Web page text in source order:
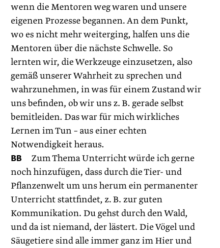
wenn die Mentoren weg waren und unsere
eigenen Prozesse begannen. An dem Punkt,
wo es nicht mehr weiterging, halfen uns die
Mentoren über die nächste Schwelle. So
lernten wir, die Werkzeuge einzusetzen, also
gemäß unserer Wahrheit zu sprechen und
wahrzunehmen, in was für einem Zustand wir
uns befinden, ob wir uns z. B. gerade selbst
bemitleiden. Das war für mich wirkliches
Lernen im Tun – aus einer echten
Notwendigkeit heraus.
BB Zum Thema Unterricht würde ich gerne
noch hinzufügen, dass durch die Tier- und
Pflanzenwelt um uns herum ein permanenter
Unterricht stattfindet, z. B. zur guten
Kommunikation. Du gehst durch den Wald,
und da ist niemand, der lästert. Die Vögel und
Säugetiere sind alle immer ganz im Hier und